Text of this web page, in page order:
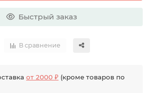
Быстрый заказ
В сравнение
от 2000 ₽ (кроме товаров по